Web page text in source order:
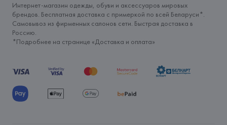
Интернет-магазин одежды, обуви и аксессуаров мировых
брендов. Бесплатная доставка с примеркой по всей Беларуси*.
Самовывоз из фирменных салонов сети. Быстрая доставка в
Россию.
*Подробнее на странице «Доставка и оплата»